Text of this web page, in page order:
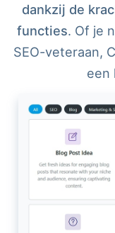
dankzij de
functies. Of je
SEO-veteraan,
een